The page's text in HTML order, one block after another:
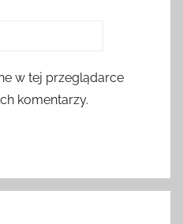
w tej przeglądarce
komentarzy.